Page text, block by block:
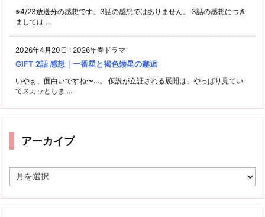
※4/23放送分の感想です。3話の感想ではありません。 3話の感想につき
ましては ...
2026年4月20日 : 2026年春ドラマ
GIFT 2話 感想｜一番星と褐色矮星の邂逅
いやぁ、面白いですね〜…。 仮説が立証される展開は、やっぱり見てい
てスカッとしま ...
アーカイブ
ー
イ